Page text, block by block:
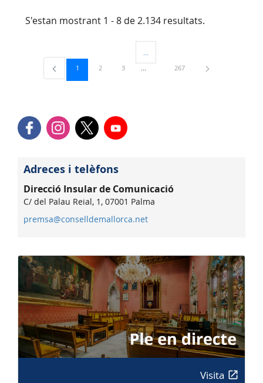
S'estan mostrant 1 - 8 de 2.134 resultats.
Pàgina
1 Pàgina
2 Pàgina
3
Pàgines intermèdies Utilitzeu TAB per
Pàgina
267
Adreces i telèfons
Direcció Insular de Comunicació
C/ del Palau Reial, 1, 07001 Palma
premsa@conselldemallorca.net
Visita